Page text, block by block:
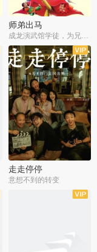
师弟出马
成龙演武馆学徒，为兄搏命战黑道
走走停停
意想不到的转变